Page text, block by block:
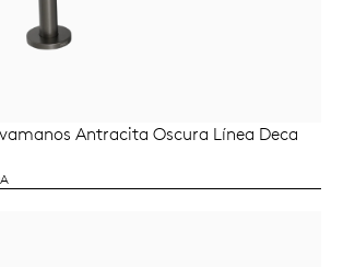
LEER MÁS
Antracita Oscura Línea Deca